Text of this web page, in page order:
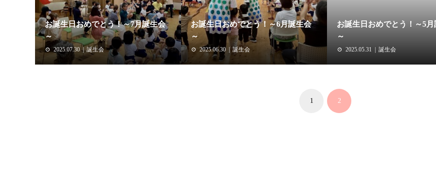
お誕生日おめでとう！～7月誕生会
～
2025.07.30 誕生会
お誕生日おめでとう！～6月誕生会
～
2025.06.30 誕生会
お誕生日おめでとう！～5月
～
2025.05.31 誕生会
1 2